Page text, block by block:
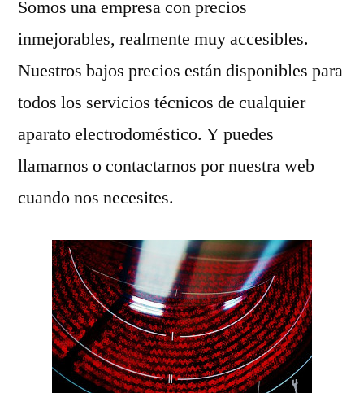
Somos una empresa con precios
inmejorables, realmente muy accesibles.
Nuestros bajos precios están disponibles para
todos los servicios técnicos de cualquier
aparato electrodoméstico. Y puedes
llamarnos o contactarnos por nuestra web
cuando nos necesites.